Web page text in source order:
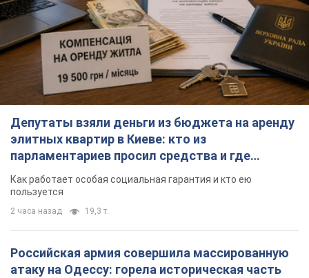
Депутаты взяли деньги из бюджета на аренду
элитных квартир в Киеве: кто из
парламентариев просил средства и где
поселился
Как работает особая социальная гарантия и кто ею
пользуется
2 часа назад 19,3 т.
Российская армия совершила массированную
атаку на Одессу: горела историческая часть